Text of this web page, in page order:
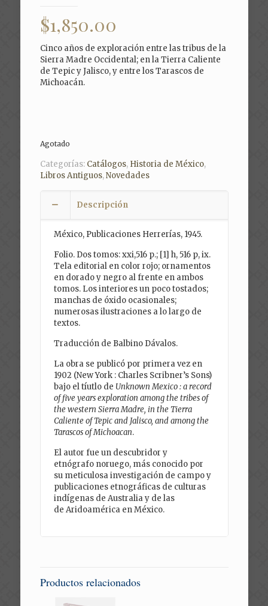
$1,850.00
Cinco años de exploración entre las tribus de la
Sierra Madre Occidental; en la Tierra Caliente
de Tepic y Jalisco, y entre los Tarascos de
Michoacán.
Agotado
Categorías: Catálogos, Historia de México,
Libros Antiguos,Novedades
Descripción
México, Publicaciones Herrerías, 1945.
Folio. Dos tomos: xxi,516 p.; [1] h, 516 p, ix.
Tela editorial en color rojo; ornamentos
en dorado y negro al frente en ambos
tomos. Los interiores un poco tostados;
manchas de óxido ocasionales;
numerosas ilustraciones a lo largo de
textos.
Traducción de Balbino Dávalos.
La obra se publicó por primera vez en
1902 (New York : Charles Scribner’s Sons)
bajo el tíutlo de Unknown Mexico : a record
of five years exploration among the tribes of
the western Sierra Madre, in the Tierra
Caliente of Tepic and Jalisco, and among the
Tarascos of Michoacan.
El autor fue un descubridor y
etnógrafo noruego, más conocido por
su meticulosa investigación de campo y
publicaciones etnográficas de culturas
indígenas de Australia y de las
de Aridoamérica en México.
Productos relacionados